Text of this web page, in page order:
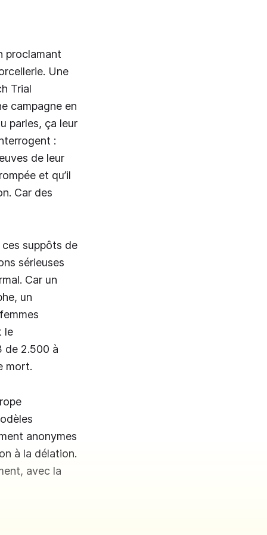
proclamant
Une
Trial
campagne en
parles, ça leur
:
de leur
et qu’il
Car des
ces suppôts de
sérieuses
Car un
un
le
de 2.500 à
mort.
anonymes
à la délation.
avec la